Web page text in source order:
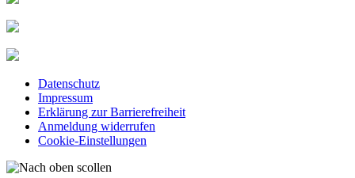
Datenschutz
Impressum
Erklärung zur Barriere­­freiheit
Anmeldung widerrufen
Cookie-Einstellungen